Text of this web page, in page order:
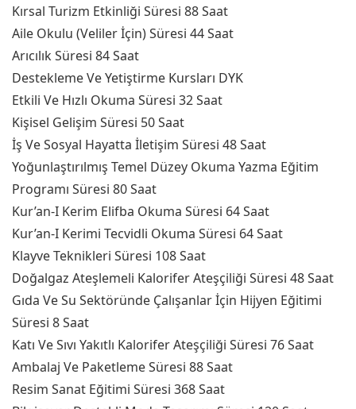
Kırsal Turizm Etkinliği Süresi 88 Saat
Aile Okulu (Veliler İçin) Süresi 44 Saat
Arıcılık Süresi 84 Saat
Destekleme Ve Yetiştirme Kursları DYK
Etkili Ve Hızlı Okuma Süresi 32 Saat
Kişisel Gelişim Süresi 50 Saat
İş Ve Sosyal Hayatta İletişim Süresi 48 Saat
Yoğunlaştırılmış Temel Düzey Okuma Yazma Eğitim
Programı Süresi 80 Saat
Kur’an-I Kerim Elifba Okuma Süresi 64 Saat
Kur’an-I Kerimi Tecvidli Okuma Süresi 64 Saat
Klayve Teknikleri Süresi 108 Saat
Doğalgaz Ateşlemeli Kalorifer Ateşçiliği Süresi 48 Saat
Gıda Ve Su Sektöründe Çalışanlar İçin Hijyen Eğitimi
Süresi 8 Saat
Katı Ve Sıvı Yakıtlı Kalorifer Ateşçiliği Süresi 76 Saat
Ambalaj Ve Paketleme Süresi 88 Saat
Resim Sanat Eğitimi Süresi 368 Saat